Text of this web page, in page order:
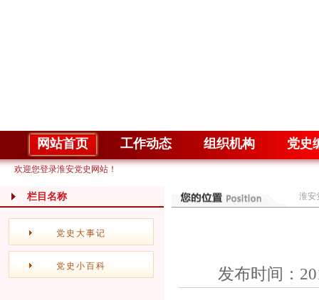
网站首页 工作动态 组织机构 党史
欢迎您登录淮安党史网站！
栏目名称
党史大事记
党史小百科
淮安
发布时间：